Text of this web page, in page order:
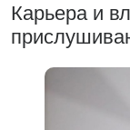
Карьера и